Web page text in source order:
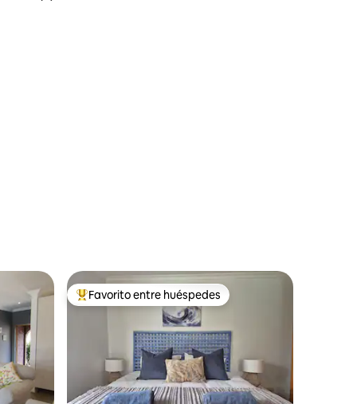
Favorito entre huéspedes preferido
Favorito entre huéspedes